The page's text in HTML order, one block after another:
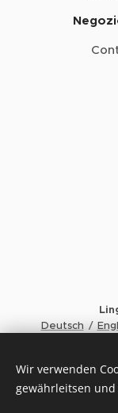
Copyright MAX
©
Deutsch
Wir verwenden
gewährleitsen